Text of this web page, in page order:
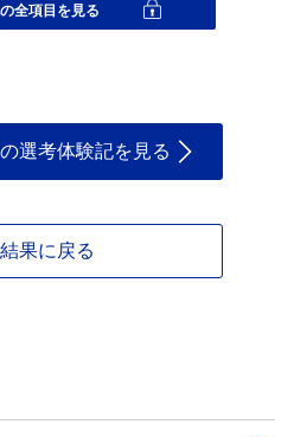
。全項目を見る
選考体験記を見る
果に戻る